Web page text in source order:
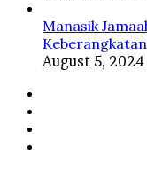
Manasik
August 5, 2024